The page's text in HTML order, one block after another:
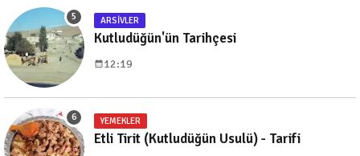
ARSIVLER
Kutludüğün'ün Tarihçesi
12:19
YEMEKLER
Etli Tirit (Kutludüğün Usulü) - Tarifi